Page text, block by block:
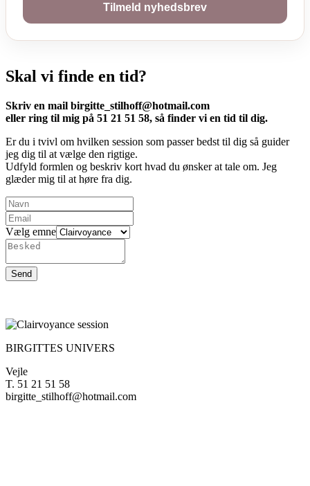
Tilmeld nyhedsbrev
Skal vi finde en tid?
Skriv en mail birgitte_stilhoff@hotmail.com
eller ring til mig på 51 21 51 58, så finder vi en tid til dig.
Er du i tvivl om hvilken session som passer bedst til dig så guider
jeg dig til at vælge den rigtige.
Udfyld formlen og beskriv kort hvad du ønsker at tale om. Jeg
glæder mig til at høre fra dig.
emne
Vælg
Vælg emne
Send
BIRGITTES UNIVERS
Vejle
T. 51 21 51 58
birgitte_stilhoff@hotmail.com